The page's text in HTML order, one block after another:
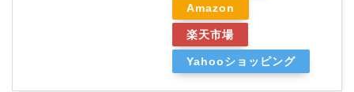
Amazon
楽天市場
Yahooショッピング